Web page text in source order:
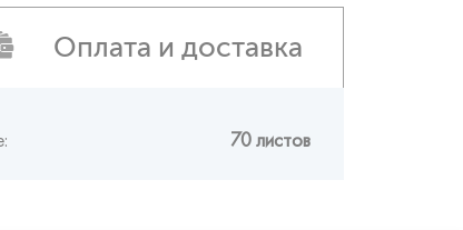
Оплата и доставка
70 листов